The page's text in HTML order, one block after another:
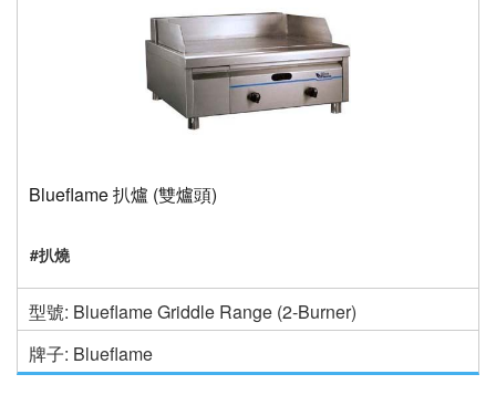
Blueflame 扒爐 (雙爐頭)
#扒燒
型號: Blueflame Griddle Range (2-Burner)
牌子: Blueflame